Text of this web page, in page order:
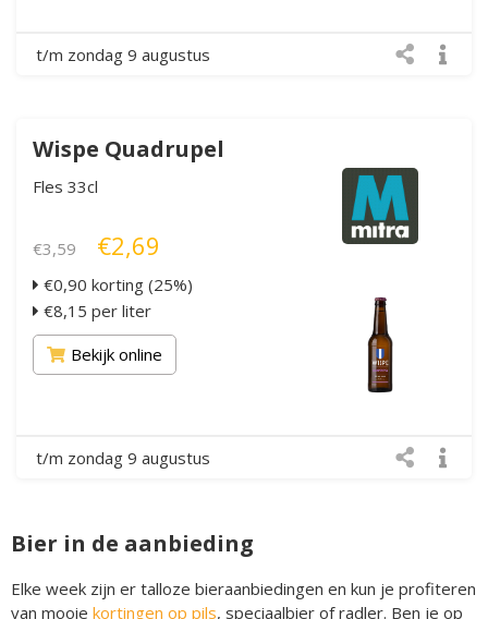
t/m zondag 9 augustus
Wispe Quadrupel
Fles 33cl
€3,59 €2,69
€0,90 korting (25%)
€8,15 per liter
Bekijk online
t/m zondag 9 augustus
Bier in de aanbieding
Elke week zijn er talloze bieraanbiedingen en kun je profiteren
van mooie kortingen op pils, speciaalbier of radler. Ben je op